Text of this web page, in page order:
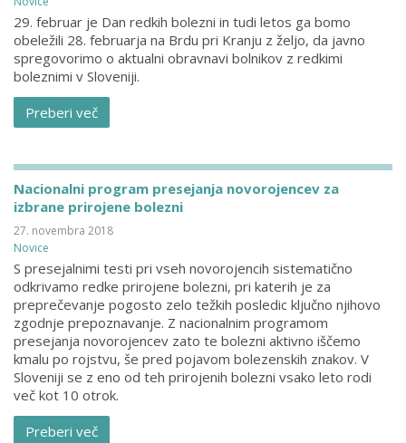
29. februar je Dan redkih bolezni in tudi letos ga bomo
obeležili 28. februarja na Brdu pri Kranju z željo, da javno
spregovorimo o aktualni obravnavi bolnikov z redkimi
boleznimi v Sloveniji.
Preberi več
Nacionalni program presejanja novorojencev za
izbrane prirojene bolezni
27. novembra 2018
Novice
S presejalnimi testi pri vseh novorojencih sistematično
odkrivamo redke prirojene bolezni, pri katerih je za
preprečevanje pogosto zelo težkih posledic ključno njihovo
zgodnje prepoznavanje. Z nacionalnim programom
presejanja novorojencev zato te bolezni aktivno iščemo
kmalu po rojstvu, še pred pojavom bolezenskih znakov. V
Sloveniji se z eno od teh prirojenih bolezni vsako leto rodi
več kot 10 otrok.
Preberi več